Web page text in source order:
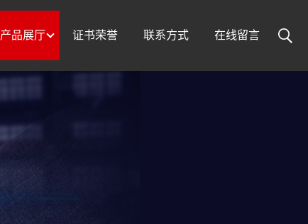
产品展厅 证书荣誉 联系方式 在线留言